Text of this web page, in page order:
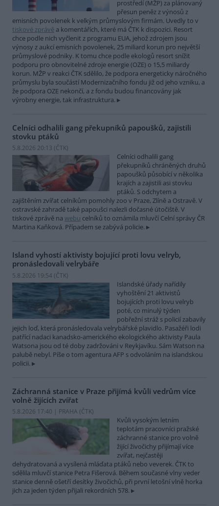
prostředí (MŽP) za plánovaný
přesun peněz z výnosů z
emisních povolenek k velkým průmyslovým firmám. Uvedly to v
tiskové zprávě a komentářích, které má ČTK k dispozici. Resort
chce podle nich vyčlenit z programu EUA, jehož zdrojem jsou
výnosy z aukcí emisních povolenek, 25 miliard korun pro největší
průmyslové podniky. K tomu chce podle ekologů resort snížit
podporu pro obnovitelné zdroje energie (OZE) o 15,5 miliardy
korun. MŽP v reakci ČTK sdělilo, že podpora energeticky náročného
průmyslu byla součástí Modernizačního fondu již od jeho vzniku, a
že podpora OZE nekončí, a z fondu budou financovány jak
výrobny energie, tak infrastruktura.
Celníci odhalili gang překupníků papoušků, zajistili
stovku ptáků
5.8.2026 20:13 (ČTK)
Celníci odhalili gang
překupníků chráněných druhů
papoušků působící v několika
krajích a zajistili asi stovku
ptáků. S odchytem a
zajištěním zvířat celníkům pomohly zoo v Praze, Zlíně a Ostravě. V
ostravské zahradě také papoušci nalezli dočasné útočiště. V
tiskové zprávě na webu celníků to oznámila mluvčí Celní správy ČR
Martina Kaňková. Případem se zabývá policie.
Island vyhostí aktivisty bojující proti lovu velryb,
pronásledovali velrybáře
5.8.2026 19:54 (ČTK)
Islandské úřady nařídily
vyhoštění 21 aktivistů
bojujících proti lovu velryb
poté, co minulý týden
pobřežní stráž s policií zabavily
jejich loď, která pronásledovala velrybářské plavidlo. Pasažéři lodi
patřící nadaci kanadsko-amerického ekologického aktivisty Paula
Watsona jsou od té doby zadržováni v Reykjavíku. Sám Watson na
palubě nebyl. Píše o tom agentura AFP s odvoláním na islandskou
policii.
Záchranná stanice v Praze přijímá kvůli vedrům více
volně žijících zvířat
5.8.2026 17:40 | PRAHA (ČTK)
Kvůli vysokým letním
teplotám pracovníci pražské
záchranné stanice pro volně
žijící živočichy přijímají více
zvířat, nejčastěji
dehydratovaná a vysílená mláďata ptáků nebo veverek. ČTK to
sdělila mluvčí stanice Petra Fišerová. Během současné vlny veder
stanice denně ošetří desítky živočichů, při první letošní vlně horka
jich za jeden týden přijali rekordních 578.